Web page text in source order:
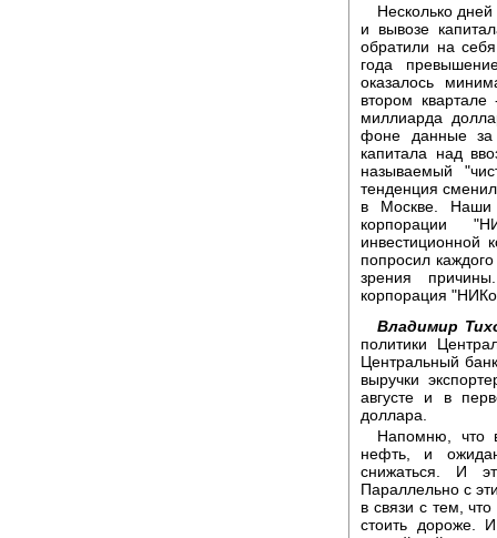
Несколько
и вывозе
обратили на
года
оказалось
втором
миллиарда
фоне данные за
капитала над
называемый
тенденция
в Москве. Наши
корпорации
инвестиционной
попросил
зрения
корпорация
Владимир
политики
Центральный
выручки
августе и в
доллара.
Напомню, что
нефть, и
снижаться. И
Параллельно с
в связи с тем,
стоить дороже.